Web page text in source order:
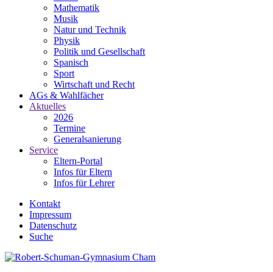
Mathematik
Musik
Natur und Technik
Physik
Politik und Gesellschaft
Spanisch
Sport
Wirtschaft und Recht
AGs & Wahlfächer
Aktuelles
2026
Termine
Generalsanierung
Service
Eltern-Portal
Infos für Eltern
Infos für Lehrer
Kontakt
Impressum
Datenschutz
Suche